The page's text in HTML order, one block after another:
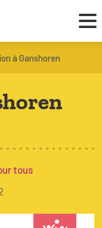
à Ganshoren
tous